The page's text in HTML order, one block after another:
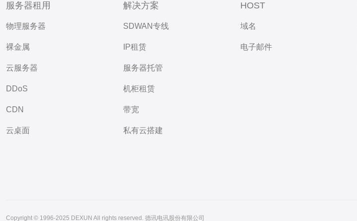
服务器租用
物理服务器
裸金属
云服务器
DDoS
CDN
云桌面
解决方案
SDWAN专线
IP租赁
服务器托管
机柜租赁
带宽
私有云搭建
HOST
域名
电子邮件
Copyright © 1996-2025 DEXUN All rights reserved. 德讯电讯股份有限公司